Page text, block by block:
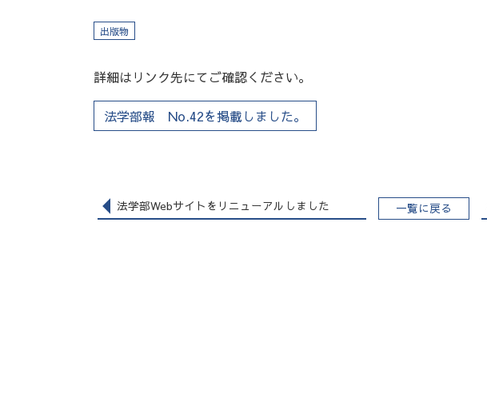
出版物
詳細はリンク先にてご確認ください。
法学部報 No.42を掲載しました。
法学部Webサイトをリニューアルしました 一覧に戻る